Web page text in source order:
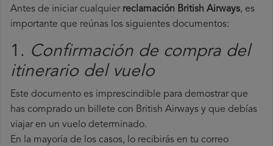
Antes de iniciar cualquier reclamación British Airways, es
importante que reúnas los siguientes documentos:
1. Confirmación de compra del
itinerario del vuelo
Este documento es imprescindible para demostrar que
has comprado un billete con British Airways y que debías
viajar en un vuelo determinado.
En la mayoría de los casos, lo recibirás en tu correo